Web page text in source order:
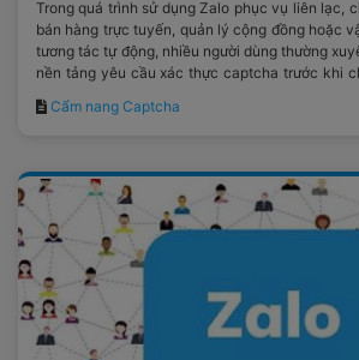
Trong quá trình sử dụng Zalo phục vụ liên lạc,
bán hàng trực tuyến, quản lý cộng đồng hoặc
tương tác tự động, nhiều người dùng thường
nền tảng yêu cầu xác thực captcha trước khi
Cẩm nang Captcha